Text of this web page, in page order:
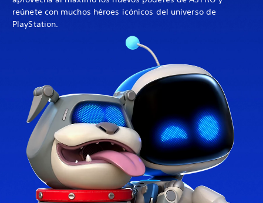
reúnete con muchos héroes icónicos del universo de
PlayStation.